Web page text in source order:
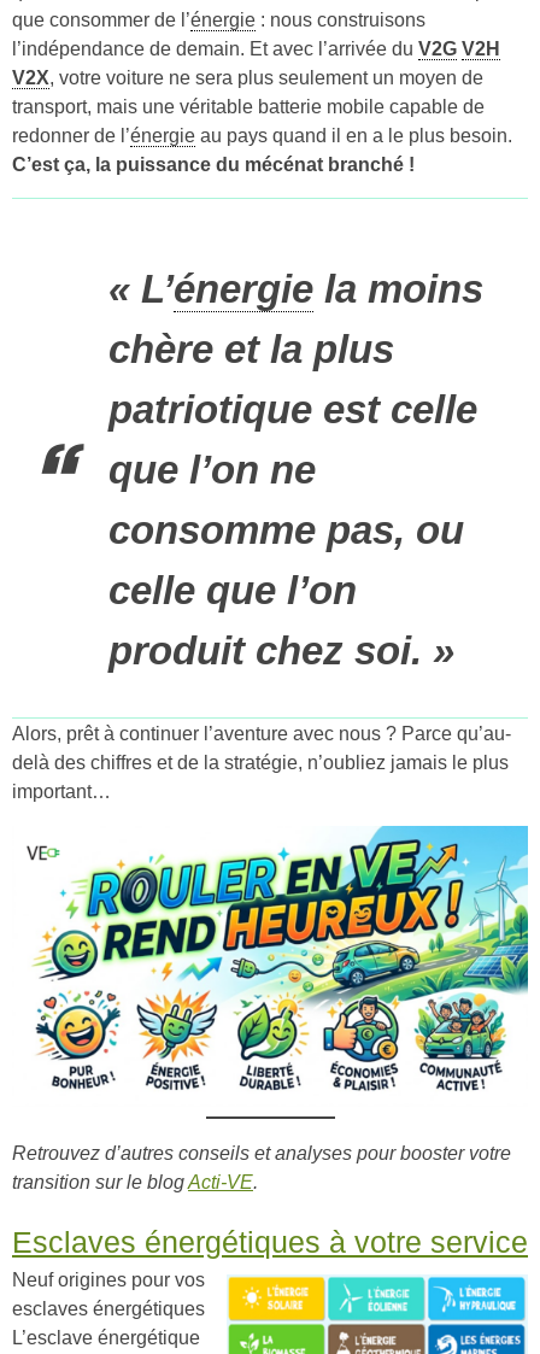
que consommer de l’énergie : nous construisons
l’indépendance de demain. Et avec l’arrivée du V2G V2H
V2X, votre voiture ne sera plus seulement un moyen de
transport, mais une véritable batterie mobile capable de
redonner de l’énergie au pays quand il en a le plus besoin.
C’est ça, la puissance du mécénat branché !
« L’énergie la moins
chère et la plus
patriotique est celle
que l’on ne
consomme pas, ou
celle que l’on
produit chez soi. »
Alors, prêt à continuer l’aventure avec nous ? Parce qu’au-
delà des chiffres et de la stratégie, n’oubliez jamais le plus
important…
Retrouvez d’autres conseils et analyses pour booster votre
transition sur le blogActi-VE.
Esclaves énergétiques à votre service
Neuf origines pour vos
esclaves énergétiques
L’esclave énergétique